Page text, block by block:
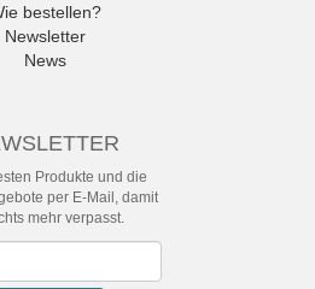
bestellen?
Newsletter
News
Produkte und die
per E-Mail, damit
mehr verpasst.